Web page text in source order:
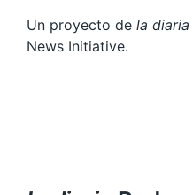
Un proyecto de la diaria
News Initiative.